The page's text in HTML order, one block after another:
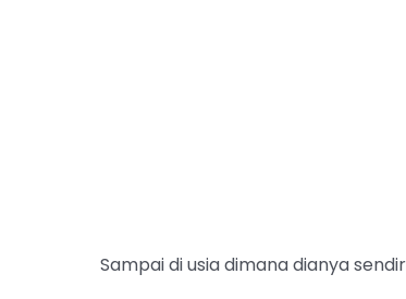
Sampai di usia dimana dianya